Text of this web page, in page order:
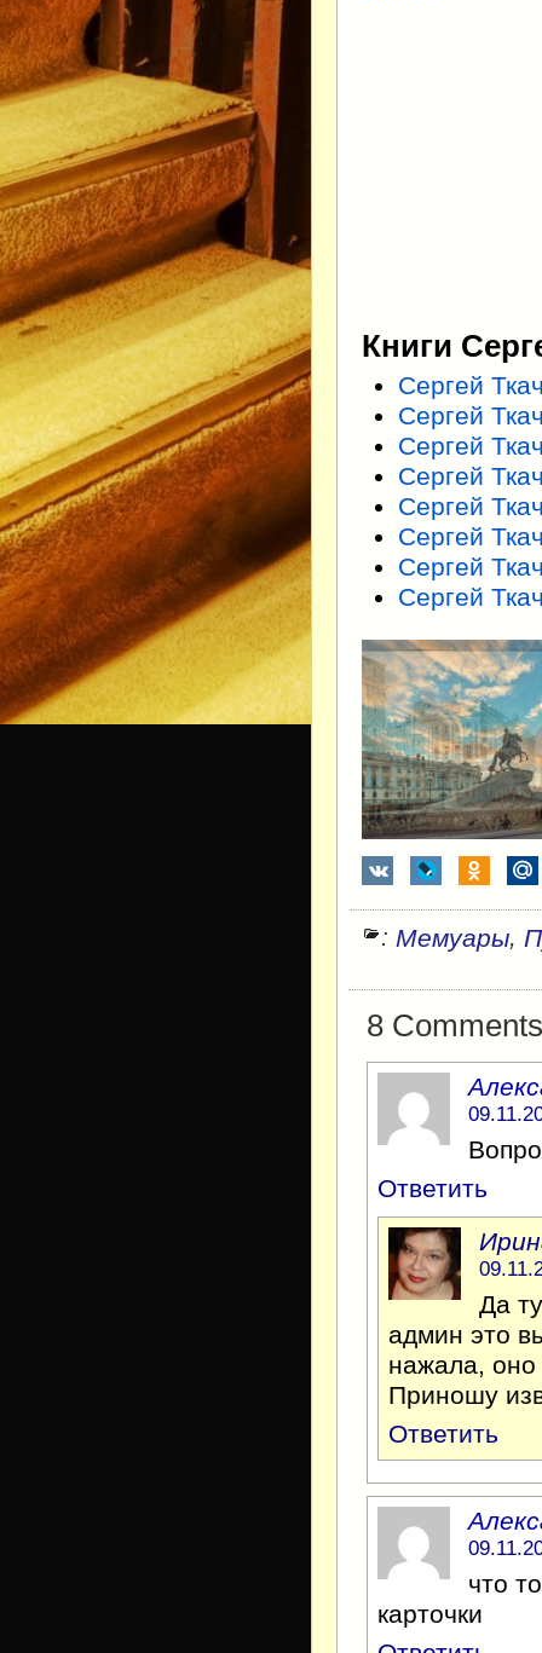
Книги
Сергей
Сергей
Сергей
Сергей
Сергей
Сергей
Сергей
Сергей
: Мемуары,
8
Ответить
Да
админ это
нажала,
Приношу
Ответить
что
карточки